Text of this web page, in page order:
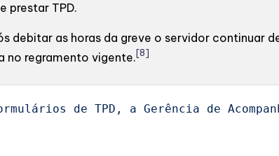
prestar TPD.
debitar as horas da greve o servidor continuar
no regramento vigente. [8]
de TPD, a Gerência de